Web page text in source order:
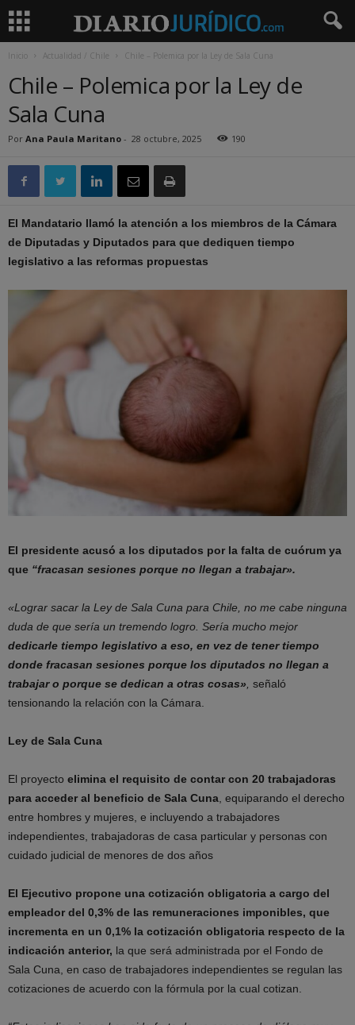
Inicio Actualidad / Chile Chile – Polemica por la Ley de Sala Cuna
Chile – Polemica por la Ley de
Sala Cuna
Por Ana Paula Maritano - 28 octubre, 2025 190
El Mandatario llamó la atención a los miembros de la Cámara
de Diputadas y Diputados para que dediquen tiempo
legislativo a las reformas propuestas
El presidente acusó a los diputados por la falta de cuórum ya
que “fracasan sesiones porque no llegan a trabajar».
«Lograr sacar la Ley de Sala Cuna para Chile, no me cabe ninguna
duda de que sería un tremendo logro. Sería mucho mejor
dedicarle tiempo legislativo a eso, en vez de tener tiempo
donde fracasan sesiones porque los diputados no llegan a
trabajar o porque se dedican a otras cosas», señaló
tensionando la relación con la Cámara.
Ley de Sala Cuna
El proyecto elimina el requisito de contar con 20 trabajadoras
para acceder al beneficio de Sala Cuna, equiparando el derecho
entre hombres y mujeres, e incluyendo a trabajadores
independientes, trabajadoras de casa particular y personas con
cuidado judicial de menores de dos años
El Ejecutivo propone una cotización obligatoria a cargo del
empleador del 0,3% de las remuneraciones imponibles, que
incrementa en un 0,1% la cotización obligatoria respecto de la
indicación anterior, la que será administrada por el Fondo de
Sala Cuna, en caso de trabajadores independientes se regulan las
cotizaciones de acuerdo con la fórmula por la cual cotizan.